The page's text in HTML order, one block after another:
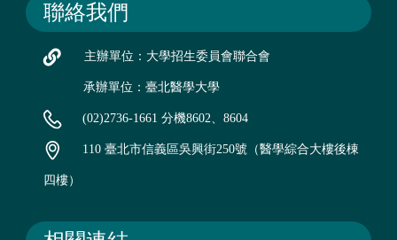
聯絡我們
主辦單位：大學招生委員會聯合會
承辦單位：臺北醫學大學
(02)2736-1661 分機8602、8604
110 臺北市信義區吳興街250號（醫學綜合大樓後棟
四樓）